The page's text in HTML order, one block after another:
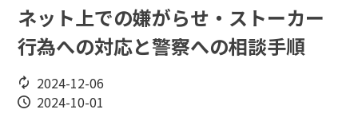
ネット上での嫌がらせ・ストーカー
行為への対応と警察への相談手順
2024-12-06
2024-10-01